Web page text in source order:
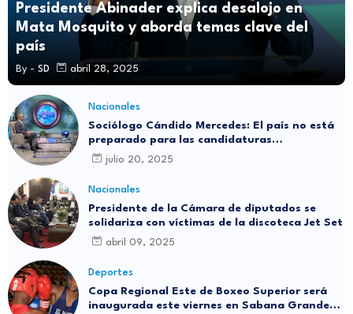
Presidente Abinader explica desalojo en
Mata Mosquito y aborda temas clave del
país
By - SD abril 28, 2025
Nacionales
Sociólogo Cándido Mercedes: El país no está
preparado para las candidaturas
independientes
julio 20, 2025
Nacionales
Presidente de la Cámara de diputados se
solidariza con víctimas de la discoteca Jet Set
abril 09, 2025
Deportes
Copa Regional Este de Boxeo Superior será
inaugurada este viernes en Sabana Grande